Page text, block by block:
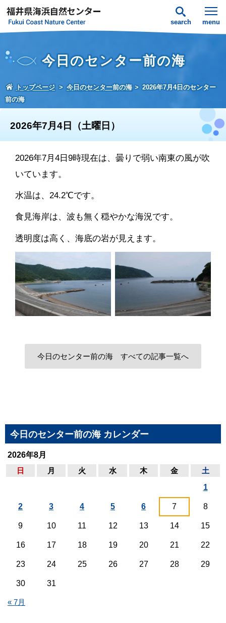
search menu
今日のセンター前の海
トップページ 今日のセンター前の海
2026年7月4日のセンター
前の海
2026年7月4日（土曜日）
2026年7月4日9時現在は、曇りで弱い南東の風が吹
いています。
水温は、24.2℃です。
食見海岸は、波も無く穏やかな海況です。
透明度は高く、海底の岩が見えます。
今日のセンター前の海 すべての記事一覧へ
今日のセンター前の海 カレンダー
2026年8月
日
月 火 水 木 金 土
« 7月
1
2 3 4 5 6 7 8
9 10 11 12 13 14 15
16 17 18 19 20 21 22
23 24 25 26 27 28 29
30 31